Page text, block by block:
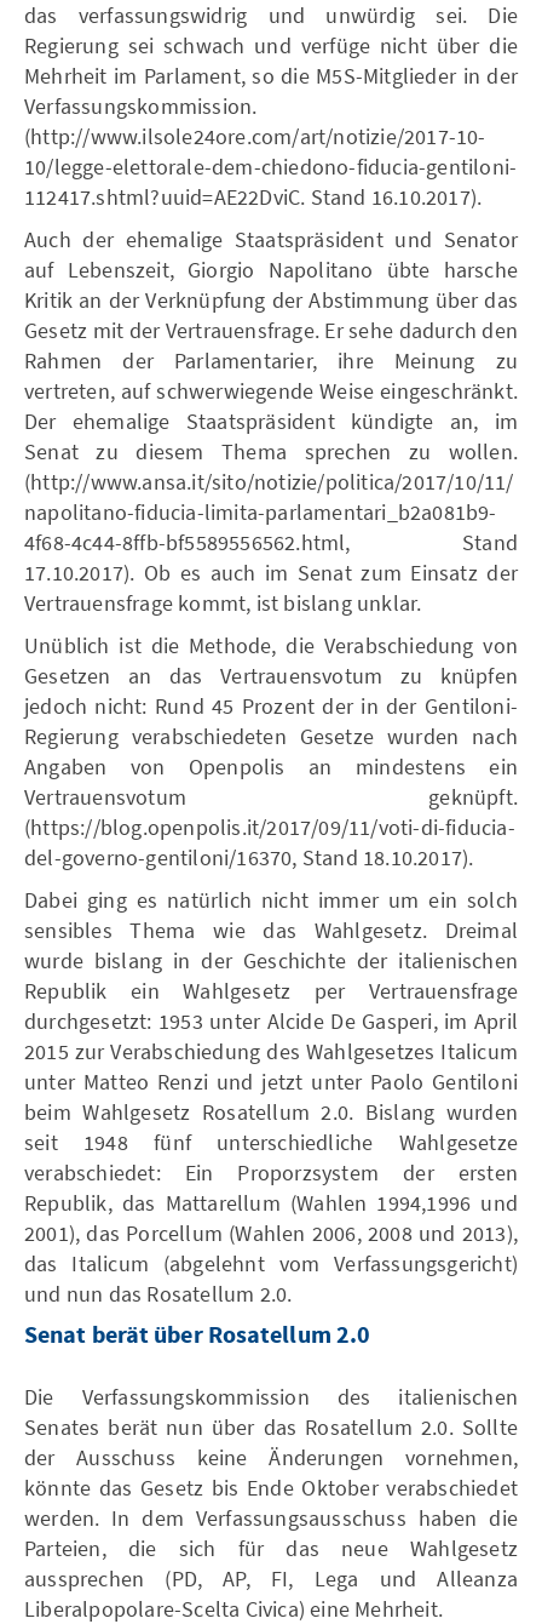
das verfassungswidrig und unwürdig sei. Die
Regierung sei schwach und verfüge nicht über die
Mehrheit im Parlament, so die M5S-Mitglieder in der
Verfassungskommission.
(http://www.ilsole24ore.com/art/notizie/2017-10-
10/legge-elettorale-dem-chiedono-fiducia-gentiloni-
112417.shtml?uuid=AE22DviC. Stand 16.10.2017).
Auch der ehemalige Staatspräsident und Senator
auf Lebenszeit, Giorgio Napolitano übte harsche
Kritik an der Verknüpfung der Abstimmung über das
Gesetz mit der Vertrauensfrage. Er sehe dadurch den
Rahmen der Parlamentarier, ihre Meinung zu
vertreten, auf schwerwiegende Weise eingeschränkt.
Der ehemalige Staatspräsident kündigte an, im
Senat zu diesem Thema sprechen zu wollen.
(http://www.ansa.it/sito/notizie/politica/2017/10/11/
napolitano-fiducia-limita-parlamentari_b2a081b9-
4f68-4c44-8ffb-bf5589556562.html, Stand
17.10.2017). Ob es auch im Senat zum Einsatz der
Vertrauensfrage kommt, ist bislang unklar.
Unüblich ist die Methode, die Verabschiedung von
Gesetzen an das Vertrauensvotum zu knüpfen
jedoch nicht: Rund 45 Prozent der in der Gentiloni-
Regierung verabschiedeten Gesetze wurden nach
Angaben von Openpolis an mindestens ein
Vertrauensvotum geknüpft.
(https://blog.openpolis.it/2017/09/11/voti-di-fiducia-
del-governo-gentiloni/16370, Stand 18.10.2017).
Dabei ging es natürlich nicht immer um ein solch
sensibles Thema wie das Wahlgesetz. Dreimal
wurde bislang in der Geschichte der italienischen
Republik ein Wahlgesetz per Vertrauensfrage
durchgesetzt: 1953 unter Alcide De Gasperi, im April
2015 zur Verabschiedung des Wahlgesetzes Italicum
unter Matteo Renzi und jetzt unter Paolo Gentiloni
beim Wahlgesetz Rosatellum 2.0. Bislang wurden
seit 1948 fünf unterschiedliche Wahlgesetze
verabschiedet: Ein Proporzsystem der ersten
Republik, das Mattarellum (Wahlen 1994,1996 und
2001), das Porcellum (Wahlen 2006, 2008 und 2013),
das Italicum (abgelehnt vom Verfassungsgericht)
und nun das Rosatellum 2.0.
Senat berät über Rosatellum 2.0
Die Verfassungskommission des italienischen
Senates berät nun über das Rosatellum 2.0. Sollte
der Ausschuss keine Änderungen vornehmen,
könnte das Gesetz bis Ende Oktober verabschiedet
werden. In dem Verfassungsausschuss haben die
Parteien, die sich für das neue Wahlgesetz
aussprechen (PD, AP, FI, Lega und Alleanza
Liberalpopolare-Scelta Civica) eine Mehrheit.